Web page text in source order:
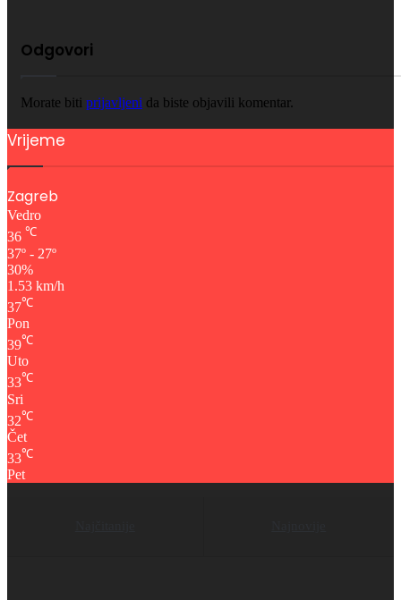
Odgovori
Morate biti prijavljeni da biste objavili komentar.
Vrijeme
Zagreb
Vedro
36 ℃
37º - 27º
30%
1.53 km/h
37℃
Pon
39℃
Uto
33℃
Sri
32℃
Čet
33℃
Pet